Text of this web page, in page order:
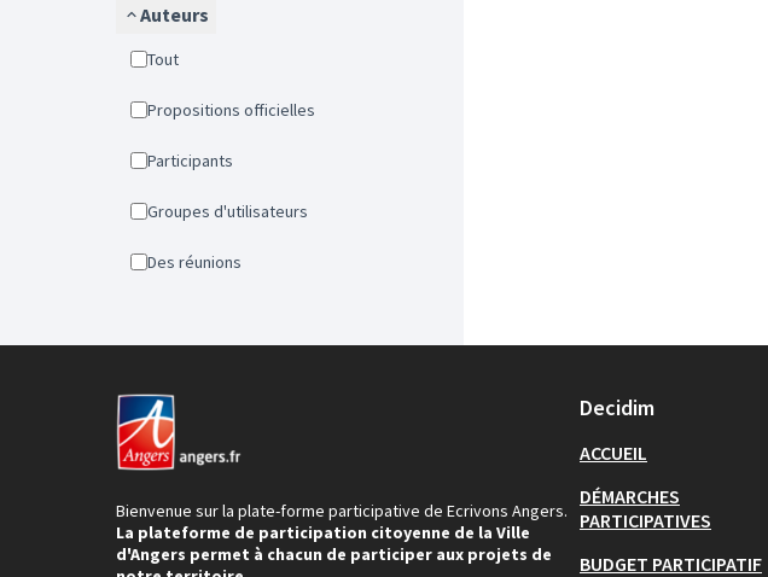
Auteurs
Tout
Propositions officielles
Participants
Groupes d'utilisateurs
Des réunions
Bienvenue sur la plate-forme participative de Ecrivons Angers.
La plateforme de participation citoyenne de la Ville
d'Angers permet à chacun de participer aux projets de
Decidim
ACCUEIL
DÉMARCHES
PARTICIPATIVES
BUDGET PARTICIPATIF